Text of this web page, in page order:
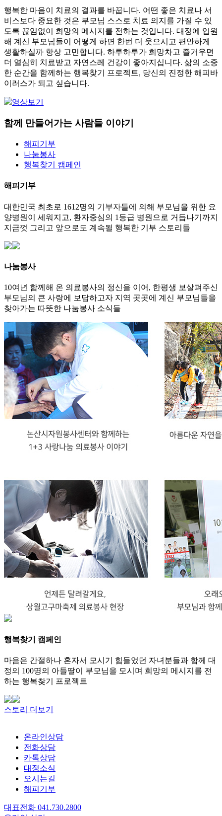
행복한 마음이 치료의 결과를 바꿉니다. 어떤 좋은 치료나 서
비스보다 중요한 것은 부모님 스스로 치료 의지를 가질 수 있
도록 끊임없이 희망의 메시지를 전하는 것입니다. 대정에 입원
해 계신 부모님들이 어떻게 하면 한번 더 웃으시고 편안하게
생활하실까 항상 고민합니다. 하루하루가 희망차고 즐거우면
더 열심히 치료받고 자연스레 건강이 좋아지십니다. 삶의 소중
한 순간을 함께하는 행복찾기 프로젝트, 당신의 진정한 해피바
이러스가 되고 싶습니다.
영상보기
함께 만들어가는 사람들 이야기
해피기부
나눔봉사
행복찾기 캠페인
해피기부
대한민국 최초로 1612명의 기부자들에 의해 부모님을 위한 요
양병원이 세워지고, 환자중심의 1등급 병원으로 거듭나기까지
지금껏 그리고 앞으로도 계속될 행복한 기부 스토리들
나눔봉사
10여년 함께해 온 의료봉사의 정신을 이어, 한평생 보살펴주신
부모님의 큰 사랑에 보답하고자 지역 곳곳에 계신 부모님들을
찾아가는 따뜻한 나눔봉사 소식들
행복찾기 캠페인
마음은 간절하나 혼자서 모시기 힘들었던 자녀분들과 함께 대
정의 100명의 아들딸이 부모님을 모시며 희망의 메시지를 전
하는 행복찾기 프로젝트
스토리 더보기
온라인상담
전화상담
카톡상담
대정소식
오시는길
해피기부
대표전화 041.730.2800